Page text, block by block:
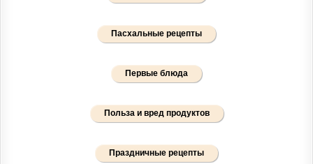
Пасхальные рецепты
Первые блюда
Польза и вред продуктов
Праздничные рецепты